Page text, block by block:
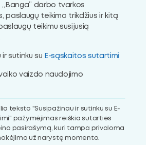
darbo tvarkos
paslaugų teikimo trikdžius ir kitą
teikimu susijusią
ir sutinku su E-sąskaitos sutartimi
vaizdo naudojimo
teksto "Susipažinau ir sutinku su E-
pažymėjimas reiškia sutarties
pasirašymą, kuri tampa privaloma
už narystę momento.